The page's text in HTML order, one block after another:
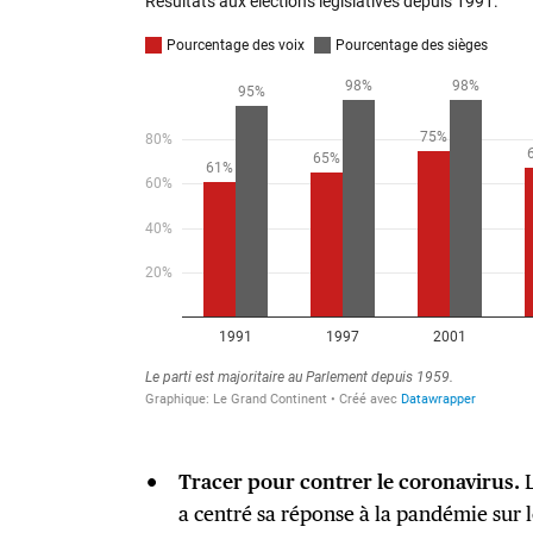
Tracer pour contrer le coronavirus.
a centré sa réponse à la pandémie sur